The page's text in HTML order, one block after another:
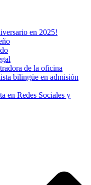
en 2025!
de la oficina
bilingüe en admisión
en Redes Sociales y